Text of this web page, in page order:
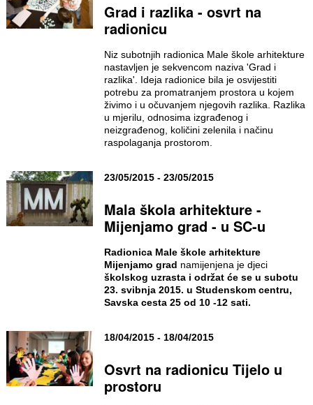
Grad i razlika - osvrt na
radionicu
Niz subotnjih radionica Male škole arhitekture
nastavljen je sekvencom naziva 'Grad i
razlika'. Ideja radionice bila je osvijestiti
potrebu za promatranjem prostora u kojem
živimo i u očuvanjem njegovih razlika. Razlika
u mjerilu, odnosima izgrađenog i
neizgrađenog, količini zelenila i načinu
raspolaganja prostorom.
23/05/2015 - 23/05/2015
Mala škola arhitekture -
Mijenjamo grad - u SC-u
Radionica Male škole arhitekture
Mijenjamo grad namijenjena je djeci
školskog uzrasta i održat će se u subotu
23. svibnja 2015. u Studenskom centru,
Savska cesta 25 od 10 -12 sati.
18/04/2015 - 18/04/2015
Osvrt na radionicu Tijelo u
prostoru